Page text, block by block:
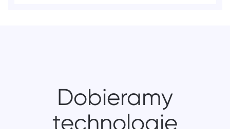
Dobieramy
technologie